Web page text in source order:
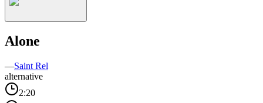
Alone
—Saint Rel
alternative
2:20